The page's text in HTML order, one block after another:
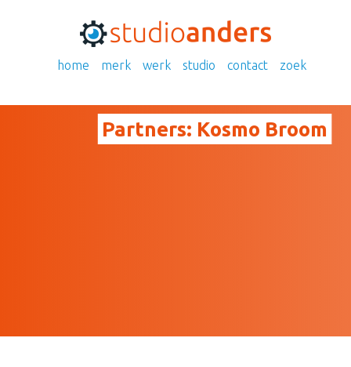
home merk werk studio contact zoek
Partners: Kosmo Broom